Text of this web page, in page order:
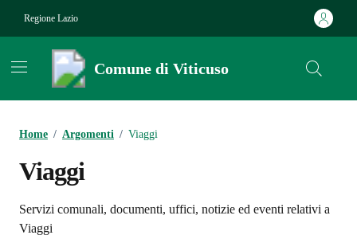
Regione Lazio
Comune di Viticuso
Home / Argomenti / Viaggi
Viaggi
Dettagli dell'argomento
Servizi comunali, documenti, uffici, notizie ed eventi relativi a
Viaggi